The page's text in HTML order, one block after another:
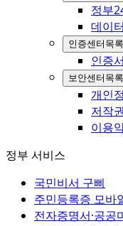
정부
데이
인증센터 목록
인증
보안센터 목록
개인
저작
이용
정부 서비스
국민비서 구삐
주민등록증 모바
전자증명서·공공